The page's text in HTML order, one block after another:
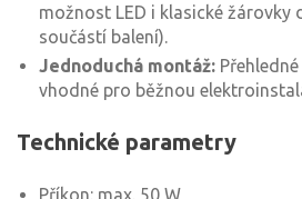
možnost LED i klasické žárovky
součástí balení).
Jednoduchá montáž:
vhodné pro běžnou
Technické parametry
Příkon: max. 50 W